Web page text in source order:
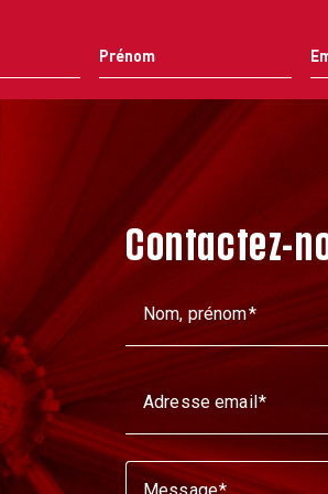
Contactez-
Nom, prénom
Adresse email
Message